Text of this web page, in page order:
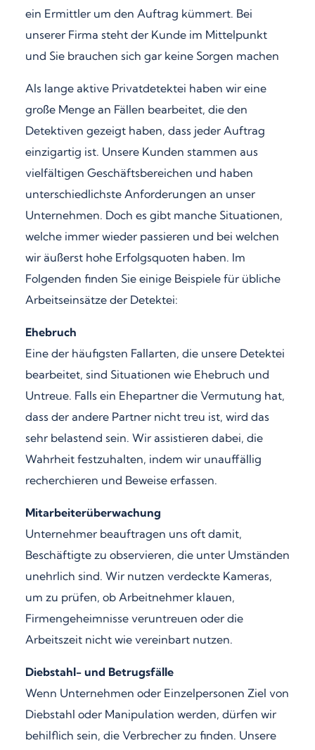
ein Ermittler um den Auftrag kümmert. Bei
unserer Firma steht der Kunde im Mittelpunkt
und Sie brauchen sich gar keine Sorgen machen
Als lange aktive Privatdetektei haben wir eine
große Menge an Fällen bearbeitet, die den
Detektiven gezeigt haben, dass jeder Auftrag
einzigartig ist. Unsere Kunden stammen aus
vielfältigen Geschäftsbereichen und haben
unterschiedlichste Anforderungen an unser
Unternehmen. Doch es gibt manche Situationen,
welche immer wieder passieren und bei welchen
wir äußerst hohe Erfolgsquoten haben. Im
Folgenden finden Sie einige Beispiele für übliche
Arbeitseinsätze der Detektei:
Ehebruch
Eine der häufigsten Fallarten, die unsere Detektei
bearbeitet, sind Situationen wie Ehebruch und
Untreue. Falls ein Ehepartner die Vermutung hat,
dass der andere Partner nicht treu ist, wird das
sehr belastend sein. Wir assistieren dabei, die
Wahrheit festzuhalten, indem wir unauffällig
recherchieren und Beweise erfassen.
Mitarbeiterüberwachung
Unternehmer beauftragen uns oft damit,
Beschäftigte zu observieren, die unter Umständen
unehrlich sind. Wir nutzen verdeckte Kameras,
um zu prüfen, ob Arbeitnehmer klauen,
Firmengeheimnisse veruntreuen oder die
Arbeitszeit nicht wie vereinbart nutzen.
Diebstahl- und Betrugsfälle
Wenn Unternehmen oder Einzelpersonen Ziel von
Diebstahl oder Manipulation werden, dürfen wir
behilflich sein, die Verbrecher zu finden. Unsere